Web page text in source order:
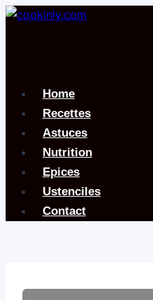
Aller
Home
Recettes
Astuces
Nutrition
Epices
Ustenciles
Contact